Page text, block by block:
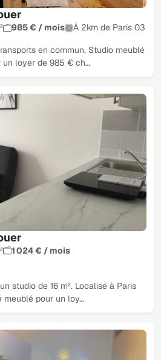
985 € / mois À 2km de Paris 03
en commun. Studio meublé
un loyer de 985 € ch…
1 024 € / mois
studio de 16 m². Localisé à Paris
meublé pour un loy…